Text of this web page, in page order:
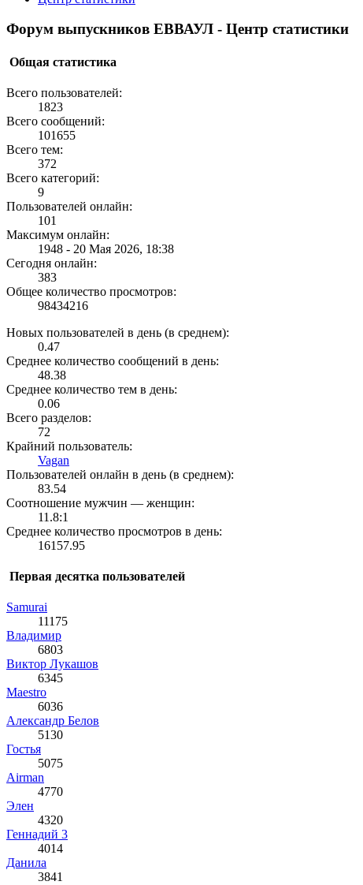
Форум выпускников ЕВВАУЛ - Центр статистики
Общая статистика
Всего пользователей:
1823
Всего сообщений:
101655
Всего тем:
372
Всего категорий:
9
Пользователей онлайн:
101
Максимум онлайн:
1948 - 20 Мая 2026, 18:38
Сегодня онлайн:
383
Общее количество просмотров:
98434216
Новых пользователей в день (в среднем):
0.47
Среднее количество сообщений в день:
48.38
Среднее количество тем в день:
0.06
Всего разделов:
72
Крайний пользователь:
Vagan
Пользователей онлайн в день (в среднем):
83.54
Соотношение мужчин — женщин:
11.8:1
Среднее количество просмотров в день:
16157.95
Первая десятка пользователей
Samurai
11175
Влaдимир
6803
Виктор Лукашов
6345
Maestro
6036
Александр Белов
5130
Гостья
5075
Airman
4770
Элен
4320
Геннадий 3
4014
Данила
3841